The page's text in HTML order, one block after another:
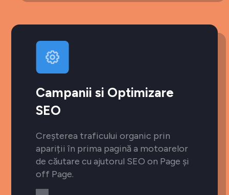
Campanii si Optimizare
SEO
Creșterea traficului organic prin
apariții în prima pagină a motoarelor
de căutare cu ajutorul SEO on Page și
off Page.